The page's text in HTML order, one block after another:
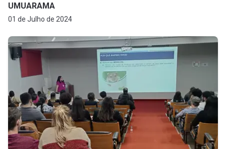
UMUARAMA
01 de Julho de 2024